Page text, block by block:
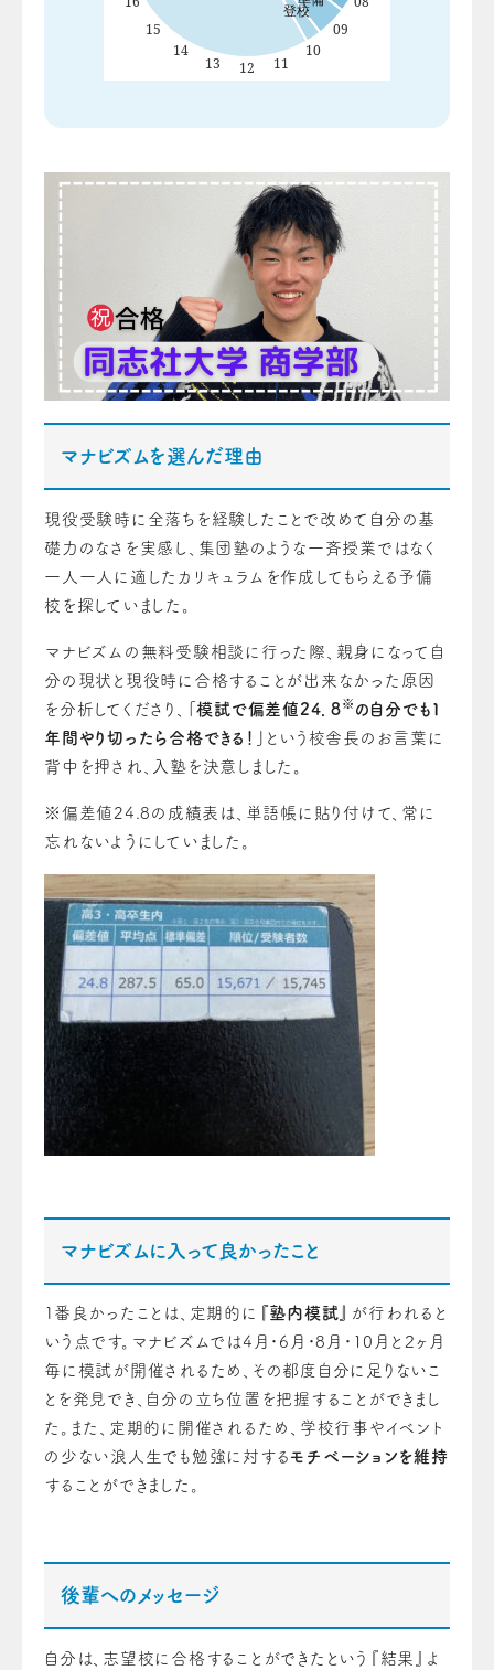
マナビズムを選んだ理由
現役受験時に全落ちを経験したことで改めて自分の基
礎力のなさを実感し、集団塾のような一斉授業ではなく
一人一人に適したカリキュラムを作成してもらえる予備
校を探していました。
マナビズムの無料受験相談に行った際、親身になって自
分の現状と現役時に合格することが出来なかった原因
を分析してくださり、
「模試で偏差値24．8※ の自分でも1
年間やり切ったら合格できる！」
という校舎長のお言葉に
背中を押され、入塾を決意しました。
※偏差値24.8の成績表は、単語帳に貼り付けて、常に
忘れないようにしていました。
マナビズムに入って良かったこと
１番良かったことは、定期的に 『塾内模試』
が行われると
いう点です。 マナビズムでは4月・6月・8月・10月と２ヶ月
毎に模試が開催されるため、その都度自分に足りないこ
とを発見でき、自分の立ち位置を把握することができまし
た。また、定期的に開催されるため、学校行事やイベント
の少ない浪人生でも勉強に対する モチベーションを維持
することができました。
後輩へのメッセージ
自分は、志望校に合格することができたという『結果』よ